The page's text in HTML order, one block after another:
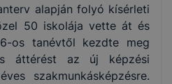
alapján folyó kísérleti
50 iskolája vette át és
os tanévtől kezdte meg
áttérést az új képzési
szakmunkásképzésre.